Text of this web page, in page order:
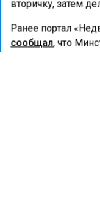
вторичку, затем
Ранее портал
сообщал, что